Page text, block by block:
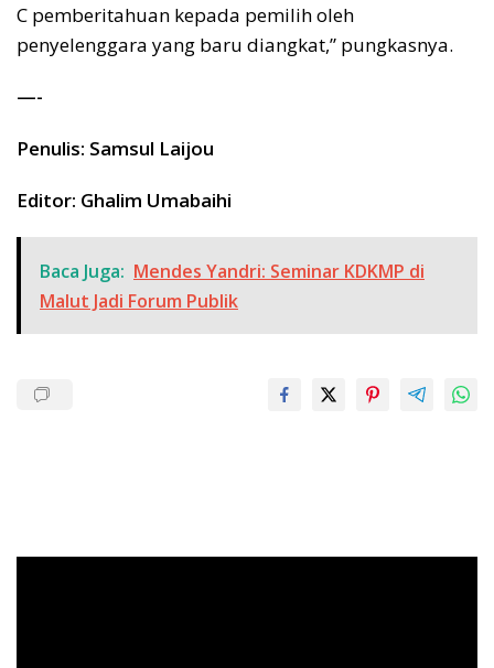
C pemberitahuan kepada pemilih oleh
penyelenggara yang baru diangkat,” pungkasnya.
—-
Penulis: Samsul Laijou
Editor: Ghalim Umabaihi
Baca Juga: Mendes Yandri: Seminar KDKMP di
Malut Jadi Forum Publik